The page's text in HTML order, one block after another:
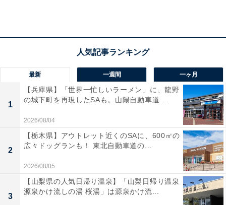
いていたので、息子家族と顔を合わせること自体が少な
く、孫が生まれてからもほどよい距離を置いて付き合っ
ていました」
そんな生活に変化が起きたのは、今年の4月のことだっ
たと、かず美さんは振り返ります。イベント運営会社に
勤めているお嫁さんが、コロナ禍で完全休業状態とな
り、毎日、家にいるようになったことで歯車が狂ってい
ったのだとか。
最新 一週間 一ヶ月
1
【兵庫県】「世界一忙しいラーメン」に、龍野
の城下町を再現したSAも。山陽自動車道...
2026/08/04
2
【栃木県】アウトレット近くのSAに、600㎡の
広々ドッグランも！ 東北自動車道の...
2026/08/05
3
【山梨県の人気日帰り温泉】「山梨日帰り温泉
源泉かけ流しの湯 桜湯」は源泉かけ流...